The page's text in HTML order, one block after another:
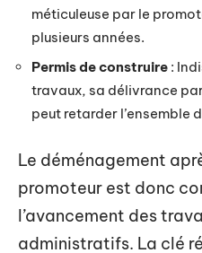
méticuleuse par le
plusieurs années.
Permis de construire :
travaux, sa délivrance
peut retarder l’ensemble
Le déménagement
promoteur est donc
l’avancement des
administratifs. La clé